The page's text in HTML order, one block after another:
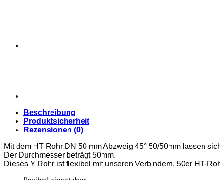
Beschreibung
Produktsicherheit
Rezensionen (0)
Mit dem HT-Rohr DN 50 mm Abzweig 45° 50/50mm lassen
Der Durchmesser beträgt 50mm.
Dieses Y Rohr ist flexibel mit unseren Verbindern, 50er HT-